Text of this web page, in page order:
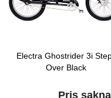
Electra Ghostrider 3i
Over Black
Pris